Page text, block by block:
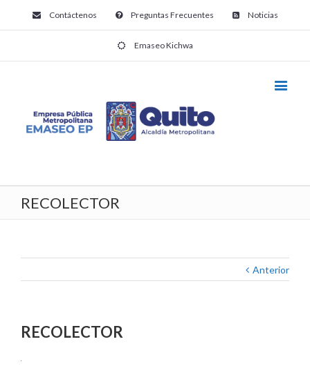
Contáctenos Preguntas Frecuentes Noticias
Emaseo Kichwa
RECOLECTOR
Anterior
RECOLECTOR